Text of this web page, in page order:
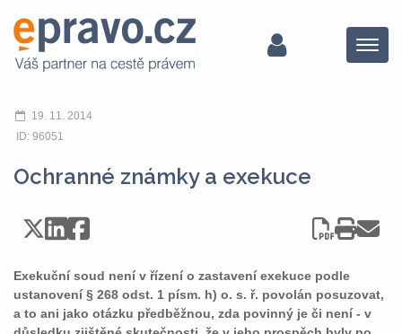
Menu
19. 11. 2014
ID: 96051
Ochranné známky a exekuce
Exekuční soud není v řízení o zastavení exekuce podle
ustanovení § 268 odst. 1 písm. h) o. s. ř. povolán posuzovat,
a to ani jako otázku předběžnou, zda povinný je či není - v